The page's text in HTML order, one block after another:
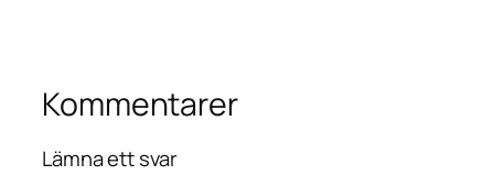
Kommentarer
Lämna ett svar